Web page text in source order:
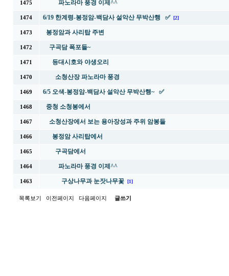
1475 파노라마 풍경 이제^^
1474 6/19 한계령-봉정암-백담사 설악산 무박산행 ✅ [2]
1473 봉정암과 사리탑 주변
1472 구곡담 폭포들~
1471 등대시호와 야생오리
1470 소청산장 파노라마 풍경
1469 6/5 오색-봉정암-백담사 설악산 무박산행~ ✅
1468 중청 소청봉에서
1467 소청산장에서 보는 용아장성과 주위 암봉들
1466 봉정암 사리탑에서
1465 구곡담에서
1464 파노라마 풍경 이제^^
1463 구상나무과 눈잣나무꽃 [1]
목록보기 이전페이지 다음페이지 글쓰기